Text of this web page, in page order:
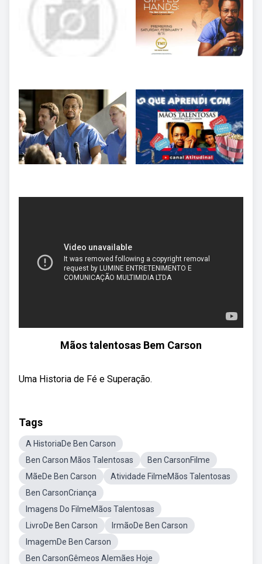
Mãos talentosas Bem Carson
Uma Historia de Fé e Superação.
Tags
A HistoriaDe Ben Carson
Ben Carson Mãos Talentosas
Ben CarsonFilme
MãeDe Ben Carson
Atividade FilmeMãos Talentosas
Ben CarsonCriança
Imagens Do FilmeMãos Talentosas
LivroDe Ben Carson
IrmãoDe Ben Carson
ImagemDe Ben Carson
Ben CarsonGêmeos Alemães Hoje